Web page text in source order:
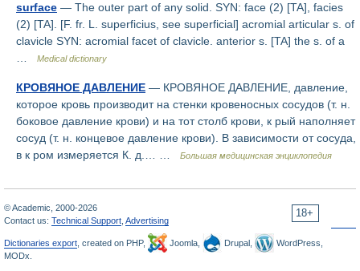
surface — The outer part of any solid. SYN: face (2) [TA], facies
(2) [TA]. [F. fr. L. superficius, see superficial] acromial articular s. of
clavicle SYN: acromial facet of clavicle. anterior s. [TA] the s. of a
Medical dictionary
КРОВЯНОЕ ДАВЛЕНИЕ — КРОВЯНОЕ ДАВЛЕНИЕ, давление,
которое кровь производит на стенки кровеносных сосудов (т. н.
боковое давление крови) и на тот столб крови, к рый наполняет
сосуд (т. н. концевое давление крови). В зависимости от сосуда,
в к ром измеряется К. д.… …
Большая медицинская энциклопедия
18+
© Academic, 2000-2026
Contact us: Technical Support Advertising
Dictionaries export , created on PHP, Joomla, Drupal,
WordPress,
MODx.